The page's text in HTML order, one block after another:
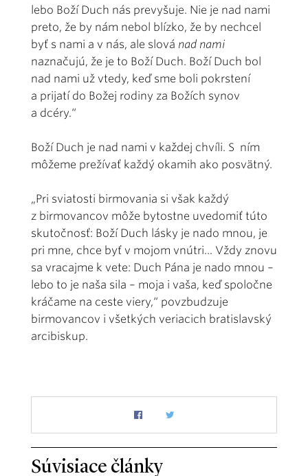
lebo Boží Duch nás prevyšuje. Nie je nad nami
preto, že by nám nebol blízko, že by nechcel
byť s nami a v nás, ale slová nad nami
naznačujú, že je to Boží Duch. Boží Duch bol
nad nami už vtedy, keď sme boli pokrstení
a prijatí do Božej rodiny za Božích synov
a dcéry.“
Boží Duch je nad nami v každej chvíli. S ním
môžeme prežívať každý okamih ako posvätný.
„Pri sviatosti birmovania si však každý
z birmovancov môže bytostne uvedomiť túto
skutočnosť: Boží Duch lásky je nado mnou, je
pri mne, chce byť v mojom vnútri... Vždy znovu
sa vracajme k vete: Duch Pána je nado mnou –
lebo to je naša sila – moja i vaša, keď spoločne
kráčame na ceste viery,“ povzbudzuje
birmovancov i všetkých veriacich bratislavský
arcibiskup.
Súvisiace články